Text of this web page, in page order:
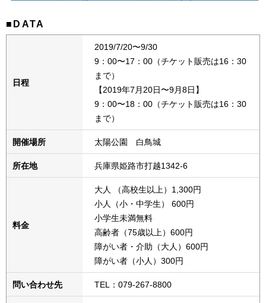
■DATA
日程
2019/7/20〜9/30
9：00〜17：00（チケット販売は16：30
まで）
【2019年7月20日〜9月8日】
9：00〜18：00（チケット販売は16：30
まで）
開催場所 太陽公園 白鳥城
所在地 兵庫県姫路市打越1342-6
料金
大人 （高校生以上）1,300円
小人（小・中学生） 600円
小学生未満無料
高齢者（75歳以上）600円
障がい者・介助（大人）600円
障がい者（小人）300円
問い合わせ先 TEL：079-267-8800